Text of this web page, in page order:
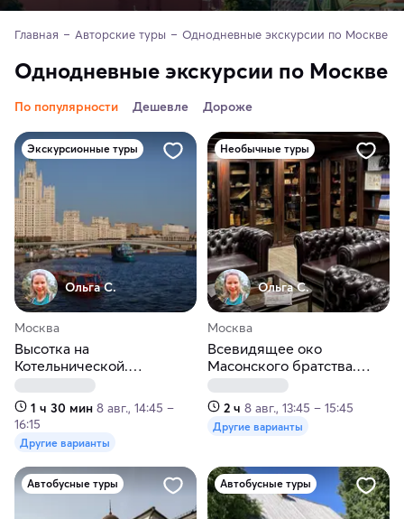
Главная Авторские туры Однодневные экскурсии по Москве
Однодневные экскурсии по Москве
По популярности Дешевле Дороже
Экскурсионные туры
Ольга С.
Москва
Высотка на
Котельнической.
Экскурсия с панорамным
видом. Москва
1 ч 30 мин 8 авг., 14:45 –
16:15
Другие варианты
Необычные туры
Ольга С.
Москва
Всевидящее око
Масонского братства.
Москва
2 ч 8 авг., 13:45 – 15:45
Другие варианты
Автобусные туры Автобусные туры